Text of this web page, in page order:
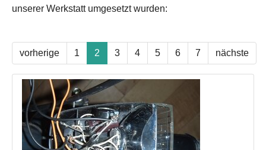
unserer Werkstatt umgesetzt wurden:
vorherige 1 2 3 4 5 6 7 nächste